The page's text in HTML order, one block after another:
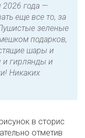
2026 года —
еще все то, за
зеленые
подарков,
шары и
и гирлянды и
Никаких
в сторис
отметив